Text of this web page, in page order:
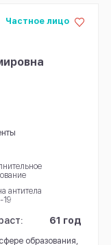
Частное лицо
антитела
19
61 год
образования,